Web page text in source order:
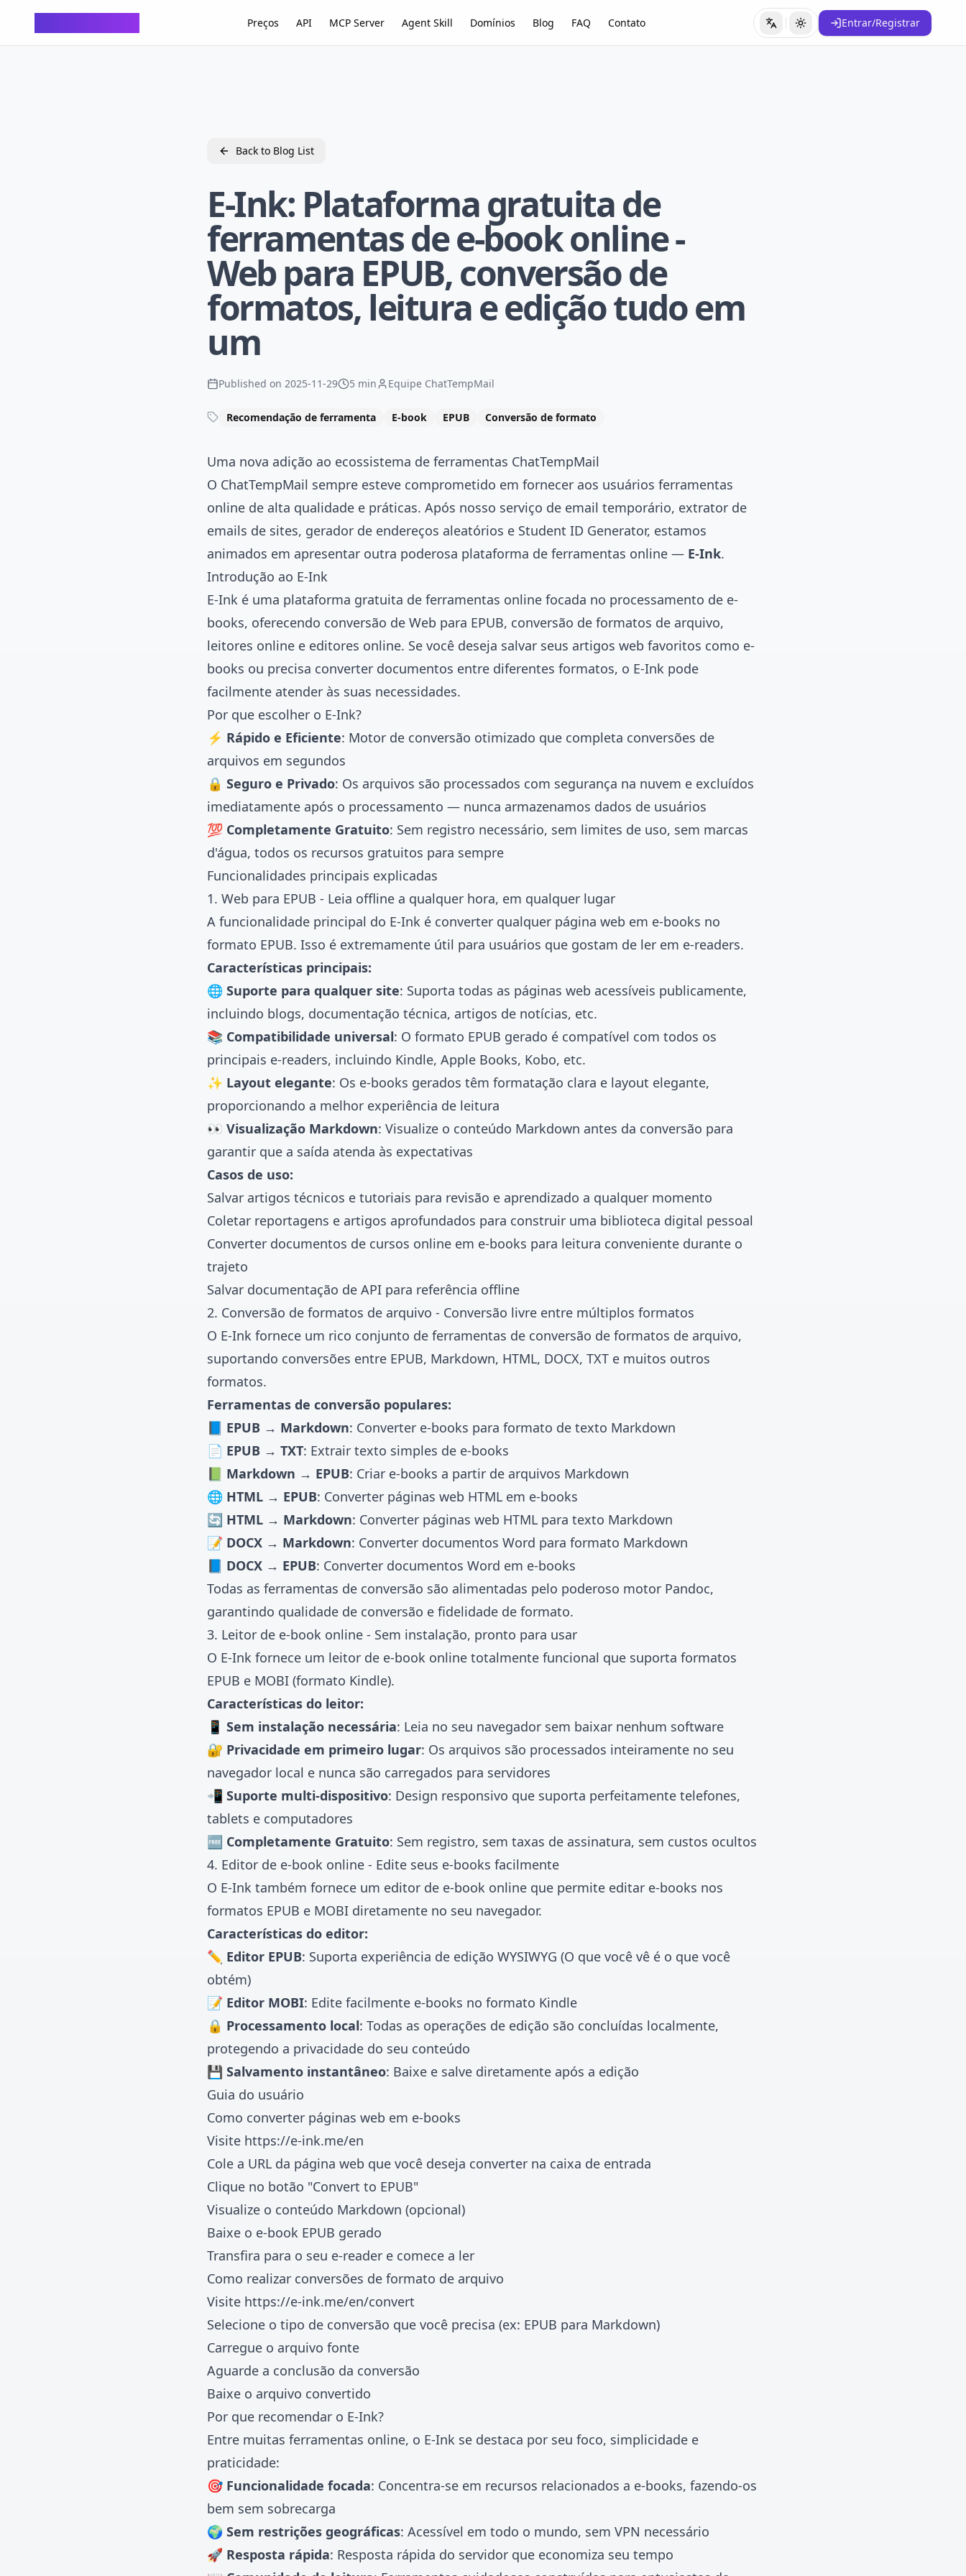
Preços API MCP Server Agent Skill Domínios Blog FAQ Contato Trocar idioma
Alternar temaEntrar/Registrar
Back to Blog List
E-Ink: Plataforma gratuita de
ferramentas de e-book online -
Web para EPUB, conversão de
formatos, leitura e edição tudo em
um
Published on 2025-11-29 5 min Equipe ChatTempMail
Recomendação de ferramenta E-book EPUB Conversão de formato
Uma nova adição ao ecossistema de ferramentas ChatTempMail
O ChatTempMail sempre esteve comprometido em fornecer aos usuários ferramentas
online de alta qualidade e práticas. Após nosso serviço de email temporário, extrator de
emails de sites, gerador de endereços aleatórios e Student ID Generator, estamos
animados em apresentar outra poderosa plataforma de ferramentas online — E-Ink.
Introdução ao E-Ink
E-Ink é uma plataforma gratuita de ferramentas online focada no processamento de e-
books, oferecendo conversão de Web para EPUB, conversão de formatos de arquivo,
leitores online e editores online. Se você deseja salvar seus artigos web favoritos como e-
books ou precisa converter documentos entre diferentes formatos, o E-Ink pode
facilmente atender às suas necessidades.
Por que escolher o E-Ink?
⚡ Rápido e Eficiente: Motor de conversão otimizado que completa conversões de
arquivos em segundos
🔒 Seguro e Privado: Os arquivos são processados com segurança na nuvem e excluídos
imediatamente após o processamento — nunca armazenamos dados de usuários
💯 Completamente Gratuito: Sem registro necessário, sem limites de uso, sem marcas
d'água, todos os recursos gratuitos para sempre
Funcionalidades principais explicadas
1. Web para EPUB - Leia offline a qualquer hora, em qualquer lugar
A funcionalidade principal do E-Ink é converter qualquer página web em e-books no
formato EPUB. Isso é extremamente útil para usuários que gostam de ler em e-readers.
Características principais:
🌐 Suporte para qualquer site: Suporta todas as páginas web acessíveis publicamente,
incluindo blogs, documentação técnica, artigos de notícias, etc.
📚 Compatibilidade universal: O formato EPUB gerado é compatível com todos os
principais e-readers, incluindo Kindle, Apple Books, Kobo, etc.
✨ Layout elegante: Os e-books gerados têm formatação clara e layout elegante,
proporcionando a melhor experiência de leitura
👀 Visualização Markdown: Visualize o conteúdo Markdown antes da conversão para
garantir que a saída atenda às expectativas
Casos de uso:
Salvar artigos técnicos e tutoriais para revisão e aprendizado a qualquer momento
Coletar reportagens e artigos aprofundados para construir uma biblioteca digital pessoal
Converter documentos de cursos online em e-books para leitura conveniente durante o
trajeto
Salvar documentação de API para referência offline
2. Conversão de formatos de arquivo - Conversão livre entre múltiplos formatos
O E-Ink fornece um rico conjunto de ferramentas de conversão de formatos de arquivo,
suportando conversões entre EPUB, Markdown, HTML, DOCX, TXT e muitos outros
formatos.
Ferramentas de conversão populares:
📘 EPUB → Markdown: Converter e-books para formato de texto Markdown
📄 EPUB → TXT: Extrair texto simples de e-books
📗 Markdown → EPUB: Criar e-books a partir de arquivos Markdown
🌐 HTML → EPUB: Converter páginas web HTML em e-books
🔄 HTML → Markdown: Converter páginas web HTML para texto Markdown
📝 DOCX → Markdown: Converter documentos Word para formato Markdown
📘 DOCX → EPUB: Converter documentos Word em e-books
Todas as ferramentas de conversão são alimentadas pelo poderoso motor Pandoc,
garantindo qualidade de conversão e fidelidade de formato.
3. Leitor de e-book online - Sem instalação, pronto para usar
O E-Ink fornece um leitor de e-book online totalmente funcional que suporta formatos
EPUB e MOBI (formato Kindle).
Características do leitor:
📱 Sem instalação necessária: Leia no seu navegador sem baixar nenhum software
🔐 Privacidade em primeiro lugar: Os arquivos são processados inteiramente no seu
navegador local e nunca são carregados para servidores
📲 Suporte multi-dispositivo: Design responsivo que suporta perfeitamente telefones,
tablets e computadores
🆓 Completamente Gratuito: Sem registro, sem taxas de assinatura, sem custos ocultos
4. Editor de e-book online - Edite seus e-books facilmente
O E-Ink também fornece um editor de e-book online que permite editar e-books nos
formatos EPUB e MOBI diretamente no seu navegador.
Características do editor:
✏️ Editor EPUB: Suporta experiência de edição WYSIWYG (O que você vê é o que você
obtém)
📝 Editor MOBI: Edite facilmente e-books no formato Kindle
🔒 Processamento local: Todas as operações de edição são concluídas localmente,
protegendo a privacidade do seu conteúdo
💾 Salvamento instantâneo: Baixe e salve diretamente após a edição
Guia do usuário
Como converter páginas web em e-books
Visite https://e-ink.me/en
Cole a URL da página web que você deseja converter na caixa de entrada
Clique no botão "Convert to EPUB"
Visualize o conteúdo Markdown (opcional)
Baixe o e-book EPUB gerado
Transfira para o seu e-reader e comece a ler
Como realizar conversões de formato de arquivo
Visite https://e-ink.me/en/convert
Selecione o tipo de conversão que você precisa (ex: EPUB para Markdown)
Carregue o arquivo fonte
Aguarde a conclusão da conversão
Baixe o arquivo convertido
Por que recomendar o E-Ink?
Entre muitas ferramentas online, o E-Ink se destaca por seu foco, simplicidade e
praticidade:
🎯 Funcionalidade focada: Concentra-se em recursos relacionados a e-books, fazendo-os
bem sem sobrecarga
🌍 Sem restrições geográficas: Acessível em todo o mundo, sem VPN necessário
🚀 Resposta rápida: Resposta rápida do servidor que economiza seu tempo